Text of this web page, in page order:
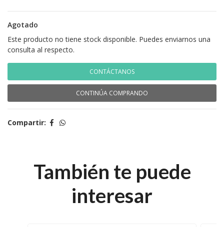
Agotado
Este producto no tiene stock disponible. Puedes enviarnos una
consulta al respecto.
CONTÁCTANOS
CONTINÚA COMPRANDO
Compartir:
También te puede
interesar